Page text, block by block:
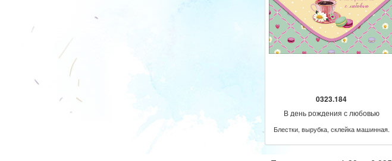
0323.184
В день рождения с любовью
Блестки, вырубка, склейка машинная.